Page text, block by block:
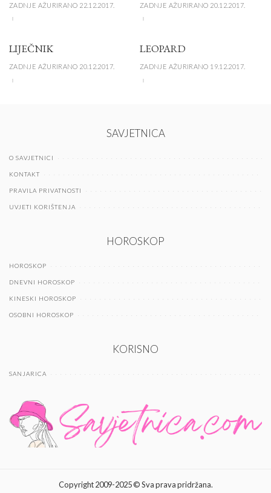
ZADNJE AŽURIRANO 22.12.2017. ZADNJE AŽURIRANO 20.12.2017.
LIJEČNIK
ZADNJE AŽURIRANO 20.12.2017.
LEOPARD
ZADNJE AŽURIRANO 19.12.2017.
SAVJETNICA
O SAVJETNICI
KONTAKT
PRAVILA PRIVATNOSTI
UVJETI KORIŠTENJA
HOROSKOP
HOROSKOP
DNEVNI HOROSKOP
KINESKI HOROSKOP
OSOBNI HOROSKOP
KORISNO
SANJARICA
Copyright 2009-2025 © Sva prava pridržana.